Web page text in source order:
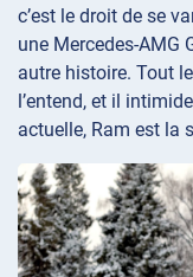
c’est le droit de se
une Mercedes-AMG
autre histoire. Tout
l’entend, et il
actuelle, Ram est la